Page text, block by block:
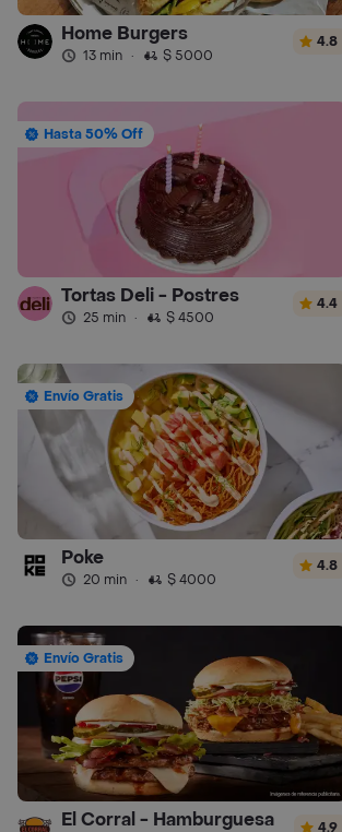
Home Burgers
13 min · $ 5000
4.8
Hasta 50% Off
Tortas Deli - Postres
25 min · $ 4500
4.4
Envío Gratis
Poke
20 min · $ 4000
4.8
Envío Gratis
El Corral - Hamburguesa 4.9